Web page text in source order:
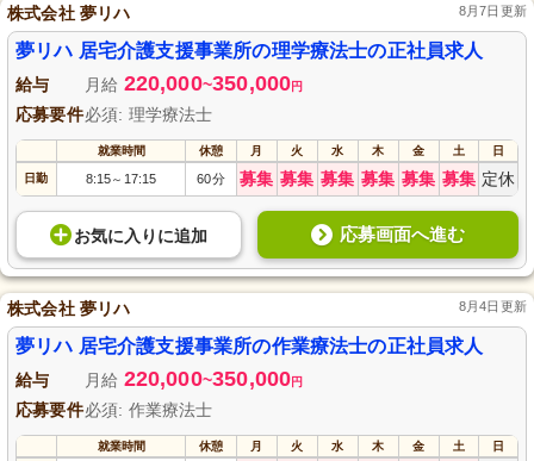
株式会社 夢リハ 8月7日更新
夢リハ 居宅介護支援事業所の理学療法士の正社員求人
給与 月給 220,000~350,000円
応募要件必須: 理学療法士
就業時間 休憩 月 火 水 木 金 土 日
日勤 8:15～ 17:15 60分 募集 募集 募集 募集 募集 募集 定休
お気に入り に追加 応募画面へ進む
株式会社 夢リハ 8月4日更新
夢リハ 居宅介護支援事業所の作業療法士の正社員求人
給与 月給 220,000~350,000円
応募要件必須: 作業療法士
就業時間 休憩 月 火 水 木 金 土 日